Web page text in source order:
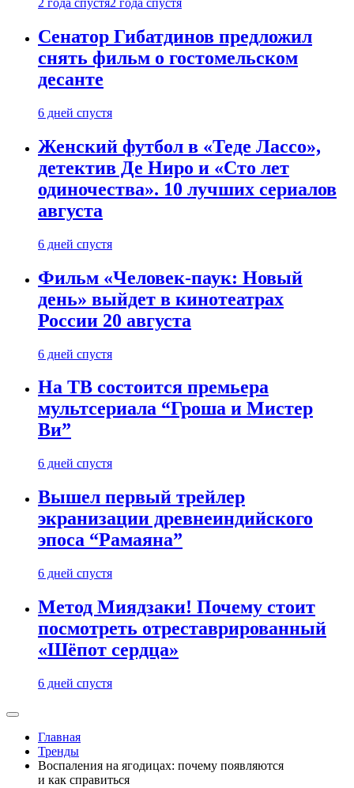
2 года спустя2 года спустя
Сенатор Гибатдинов предложил
снять фильм о гостомельском
десанте
6 дней спустя
Женский футбол в «Теде Лассо»,
детектив Де Ниро и «Сто лет
одиночества». 10 лучших сериалов
августа
6 дней спустя
Фильм «Человек-паук: Новый
день» выйдет в кинотеатрах
России 20 августа
6 дней спустя
На ТВ состоится премьера
мультсериала “Гроша и Мистер
Ви”
6 дней спустя
Вышел первый трейлер
экранизации древнеиндийского
эпоса “Рамаяна”
6 дней спустя
Метод Миядзаки! Почему стоит
посмотреть отреставрированный
«Шёпот сердца»
6 дней спустя
Главная
Тренды
Воспаления на ягодицах: почему появляются
и как справиться